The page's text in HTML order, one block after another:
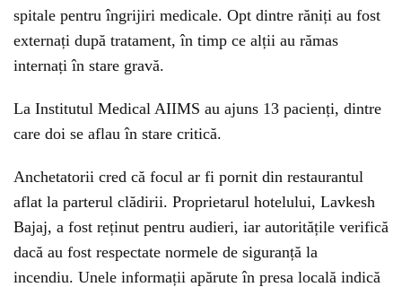
spitale pentru îngrijiri medicale. Opt dintre răniți au fost
externați după tratament, în timp ce alții au rămas
internați în stare gravă.
La Institutul Medical AIIMS au ajuns 13 pacienți, dintre
care doi se aflau în stare critică.
Anchetatorii cred că focul ar fi pornit din restaurantul
aflat la parterul clădirii. Proprietarul hotelului, Lavkesh
Bajaj, a fost reținut pentru audieri, iar autoritățile verifică
dacă au fost respectate normele de siguranță la
incendiu. Unele informații apărute în presa locală indică